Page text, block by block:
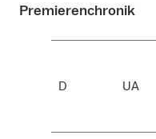
Premierenchronik
D UA